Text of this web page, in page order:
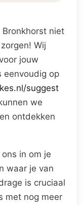
niet
Wij
jouw
eenvoudig op
suggest
we
ontdekken
in om je
waar je van
is cruciaal
met nog meer